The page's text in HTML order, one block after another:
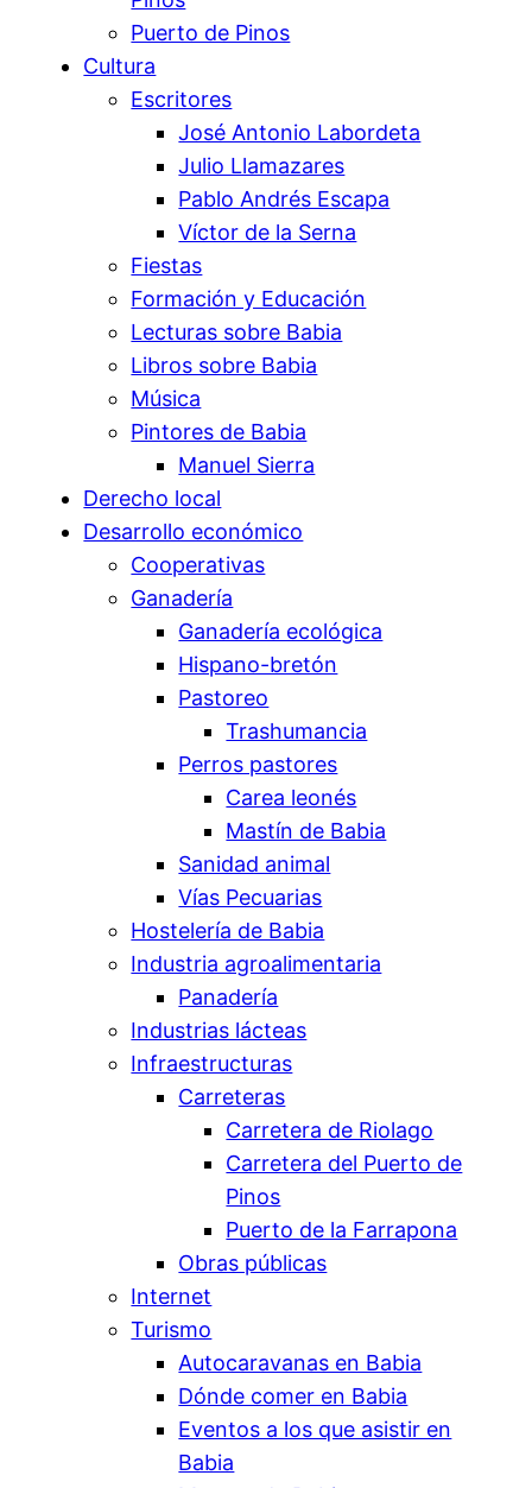
Puerto de Pinos
Cultura
Escritores
José Antonio Labordeta
Julio Llamazares
Pablo Andrés Escapa
Víctor de la Serna
Fiestas
Formación y Educación
Lecturas sobre Babia
Libros sobre Babia
Música
Pintores de Babia
Manuel Sierra
Derecho local
Desarrollo económico
Cooperativas
Ganadería
Ganadería ecológica
Hispano-bretón
Pastoreo
Trashumancia
Perros pastores
Carea leonés
Mastín de Babia
Sanidad animal
Vías Pecuarias
Hostelería de Babia
Industria agroalimentaria
Panadería
Industrias lácteas
Infraestructuras
Carreteras
Carretera de Riolago
Carretera del Puerto de
Pinos
Puerto de la Farrapona
Obras públicas
Internet
Turismo
Autocaravanas en Babia
Dónde comer en Babia
Eventos a los que asistir en
Babia